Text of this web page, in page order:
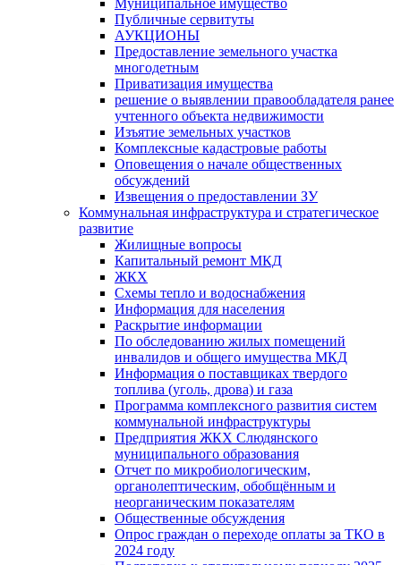
Муниципальное имущество
Публичные сервитуты
АУКЦИОНЫ
Предоставление земельного участка
многодетным
Приватизация имущества
решение о выявлении правообладателя ранее
учтенного объекта недвижимости
Изъятие земельных участков
Комплексные кадастровые работы
Оповещения о начале общественных
обсуждений
Извещения о предоставлении ЗУ
Коммунальная инфраструктура и стратегическое
развитие
Жилищные вопросы
Капитальный ремонт МКД
ЖКХ
Схемы тепло и водоснабжения
Информация для населения
Раскрытие информации
По обследованию жилых помещений
инвалидов и общего имущества МКД
Информация о поставщиках твердого
топлива (уголь, дрова) и газа
Программа комплексного развития систем
коммунальной инфраструктуры
Предприятия ЖКХ Слюдянского
муниципального образования
Отчет по микробиологическим,
органолептическим, обобщённым и
неорганическим показателям
Общественные обсуждения
Опрос граждан о переходе оплаты за ТКО в
2024 году